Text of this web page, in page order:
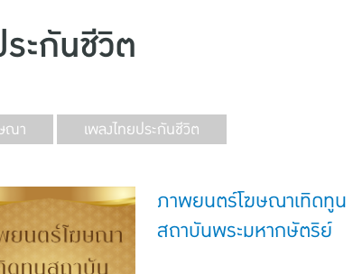
ะกันชีวิต
ณา เพลงไทยประกันชีวิต
ภาพยนตร์โฆษณาเทิดทูน
สถาบันพระมหากษัตริย์